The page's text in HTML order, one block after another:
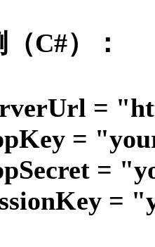
C#）：
=
=
=
=